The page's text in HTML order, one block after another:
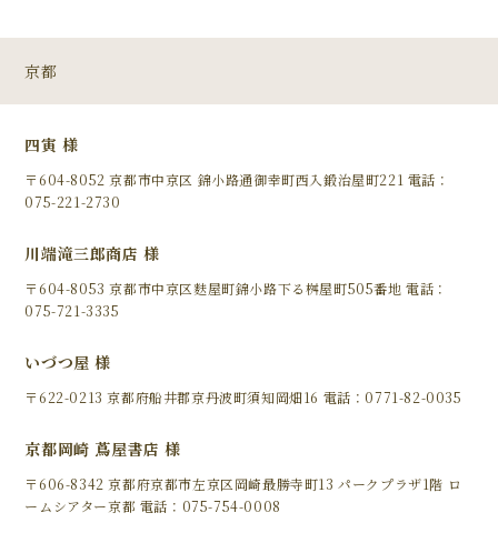
京都
四寅 様
〒604-8052 京都市中京区 錦小路通御幸町西入鍛治屋町221 電話：
075-221-2730
川端滝三郎商店 様
〒604-8053 京都市中京区麩屋町錦小路下る桝屋町505番地 電話：
075-721-3335
いづつ屋 様
〒622-0213 京都府船井郡京丹波町須知岡畑16 電話：0771-82-0035
京都岡崎 蔦屋書店 様
〒606-8342 京都府京都市左京区岡崎最勝寺町13 パークプラザ1階 ロ
ームシアター京都 電話：075-754-0008